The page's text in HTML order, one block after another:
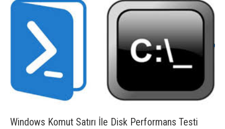
Windows Komut Satırı İle Disk Performans Testi